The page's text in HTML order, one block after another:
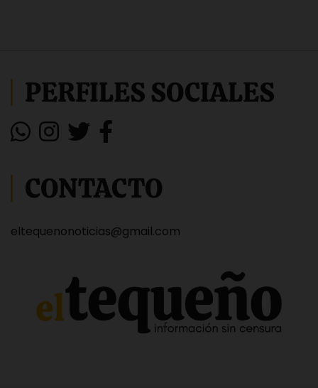
PERFILES SOCIALES
CONTACTO
eltequenonoticias@gmail.com